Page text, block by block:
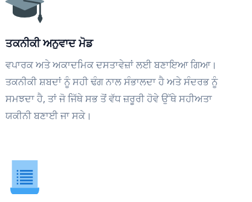
ਤਕਨੀਕੀ ਅਨੁਵਾਦ ਮੋਡ
ਵਪਾਰਕ ਅਤੇ ਅਕਾਦਮਿਕ ਦਸਤਾਵੇਜ਼ਾਂ ਲਈ ਬਣਾਇਆ ਗਿਆ।
ਤਕਨੀਕੀ ਸ਼ਬਦਾਂ ਨੂੰ ਸਹੀ ਢੰਗ ਨਾਲ ਸੰਭਾਲਦਾ ਹੈ ਅਤੇ ਸੰਦਰਭ ਨੂੰ
ਸਮਝਦਾ ਹੈ, ਤਾਂ ਜੋ ਜਿੱਥੇ ਸਭ ਤੋਂ ਵੱਧ ਜ਼ਰੂਰੀ ਹੋਵੇ ਉੱਥੇ ਸਹੀਅਤਾ
ਯਕੀਨੀ ਬਣਾਈ ਜਾ ਸਕੇ।